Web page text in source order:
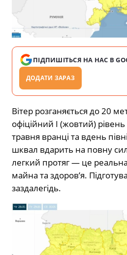
ПІДПИШІТЬСЯ НА НАС В
ДОДАТИ ЗАРАЗ
Вітер розганяється до 20
офіційний I (жовтий)
травня вранці та вдень
шквал вдарить на повну
легкий протяг — це
майна та здоров’я.
заздалегідь.